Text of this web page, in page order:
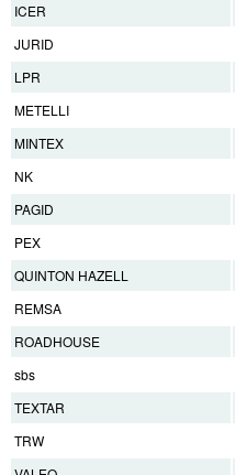
ICER
JURID
LPR
METELLI
MINTEX
NK
PAGID
PEX
QUINTON HAZELL
REMSA
ROADHOUSE
sbs
TEXTAR
TRW